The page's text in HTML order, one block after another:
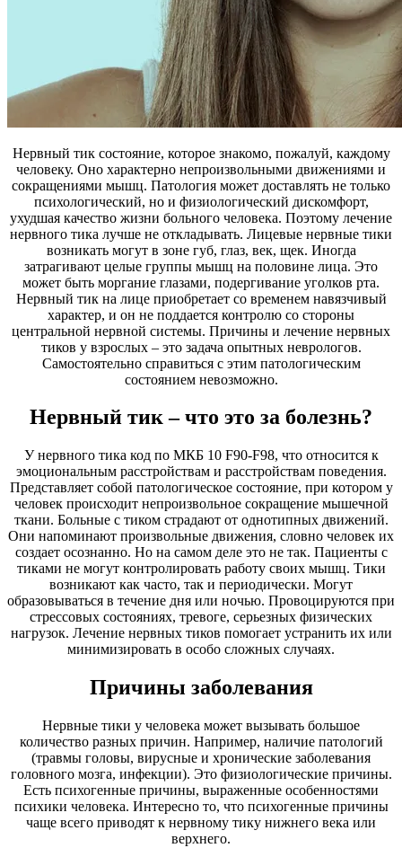
Нервный тик состояние, которое знакомо, пожалуй, каждому
человеку. Оно характерно непроизвольными движениями и
сокращениями мышц. Патология может доставлять не только
психологический, но и физиологический дискомфорт,
ухудшая качество жизни больного человека. Поэтому лечение
нервного тика лучше не откладывать. Лицевые нервные тики
возникать могут в зоне губ, глаз, век, щек. Иногда
затрагивают целые группы мышц на половине лица. Это
может быть моргание глазами, подергивание уголков рта.
Нервный тик на лице приобретает со временем навязчивый
характер, и он не поддается контролю со стороны
центральной нервной системы. Причины и лечение нервных
тиков у взрослых – это задача опытных неврологов.
Самостоятельно справиться с этим патологическим
состоянием невозможно.
Нервный тик – что это за болезнь?
У нервного тика код по МКБ 10 F90-F98, что относится к
эмоциональным расстройствам и расстройствам поведения.
Представляет собой патологическое состояние, при котором у
человек происходит непроизвольное сокращение мышечной
ткани. Больные с тиком страдают от однотипных движений.
Они напоминают произвольные движения, словно человек их
создает осознанно. Но на самом деле это не так. Пациенты с
тиками не могут контролировать работу своих мышц. Тики
возникают как часто, так и периодически. Могут
образовываться в течение дня или ночью. Провоцируются при
стрессовых состояниях, тревоге, серьезных физических
нагрузок. Лечение нервных тиков помогает устранить их или
минимизировать в особо сложных случаях.
Причины заболевания
Нервные тики у человека может вызывать большое
количество разных причин. Например, наличие патологий
(травмы головы, вирусные и хронические заболевания
головного мозга, инфекции). Это физиологические причины.
Есть психогенные причины, выраженные особенностями
психики человека. Интересно то, что психогенные причины
чаще всего приводят к нервному тику нижнего века или
верхнего.